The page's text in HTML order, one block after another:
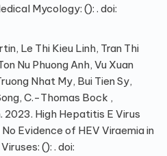
Mycology: (): . doi:
Le Thi Kieu Linh, Tran Thi
Nu Phuong Anh, Vu Xuan
Nhat My, Bui Tien Sy,
C.-Thomas Bock ,
2023. High Hepatitis E Virus
Evidence of HEV Viraemia in
(): . doi: